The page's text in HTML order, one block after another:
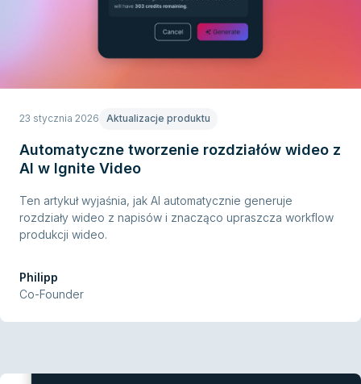
23 stycznia 2026 Aktualizacje produktu
Automatyczne tworzenie rozdziałów wideo z
AI w Ignite Video
Ten artykuł wyjaśnia, jak AI automatycznie generuje
rozdziały wideo z napisów i znacząco upraszcza workflow
produkcji wideo.
Philipp
Co-Founder